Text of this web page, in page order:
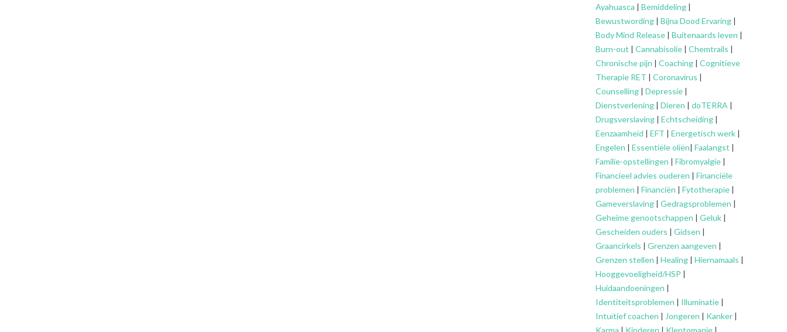
Ayahuasca | Bemiddeling |
Bewustwording | Bijna Dood Ervaring |
Body Mind Release | Buitenaards leven |
Burn-out | Cannabisolie | Chemtrails |
Chronische pijn | Coaching | Cognitieve
Therapie RET | Coronavirus |
Counselling | Depressie |
Dienstverlening | Dieren | doTERRA |
Drugsverslaving | Echtscheiding |
Eenzaamheid | EFT | Energetisch werk |
Engelen | Essentiële oliën| Faalangst |
Familie-opstellingen | Fibromyalgie |
Financieel advies ouderen | Financiële
problemen | Financiën | Fytotherapie |
Gameverslaving | Gedragsproblemen |
Geheime genootschappen | Geluk |
Gescheiden ouders | Gidsen |
Graancirkels | Grenzen aangeven |
Grenzen stellen | Healing | Hiernamaals |
Hooggevoeligheid/HSP |
Huidaandoeningen |
Identiteitsproblemen | Illuminatie |
Intuïtief coachen | Jongeren | Kanker |
Karma | Kinderen | Kleptomanie |